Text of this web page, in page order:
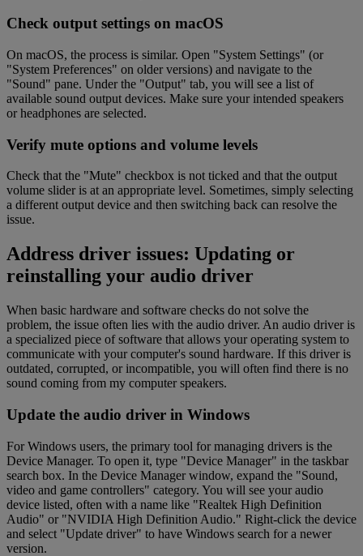
Check output settings on macOS
On macOS, the process is similar. Open "System Settings" (or
"System Preferences" on older versions) and navigate to the
"Sound" pane. Under the "Output" tab, you will see a list of
available sound output devices. Make sure your intended speakers
or headphones are selected.
Verify mute options and volume levels
Check that the "Mute" checkbox is not ticked and that the output
volume slider is at an appropriate level. Sometimes, simply selecting
a different output device and then switching back can resolve the
issue.
Address driver issues: Updating or
reinstalling your audio driver
When basic hardware and software checks do not solve the
problem, the issue often lies with the audio driver. An audio driver is
a specialized piece of software that allows your operating system to
communicate with your computer's sound hardware. If this driver is
outdated, corrupted, or incompatible, you will often find there is no
sound coming from my computer speakers.
Update the audio driver in Windows
For Windows users, the primary tool for managing drivers is the
Device Manager. To open it, type "Device Manager" in the taskbar
search box. In the Device Manager window, expand the "Sound,
video and game controllers" category. You will see your audio
device listed, often with a name like "Realtek High Definition
Audio" or "NVIDIA High Definition Audio." Right-click the device
and select "Update driver" to have Windows search for a newer
version.